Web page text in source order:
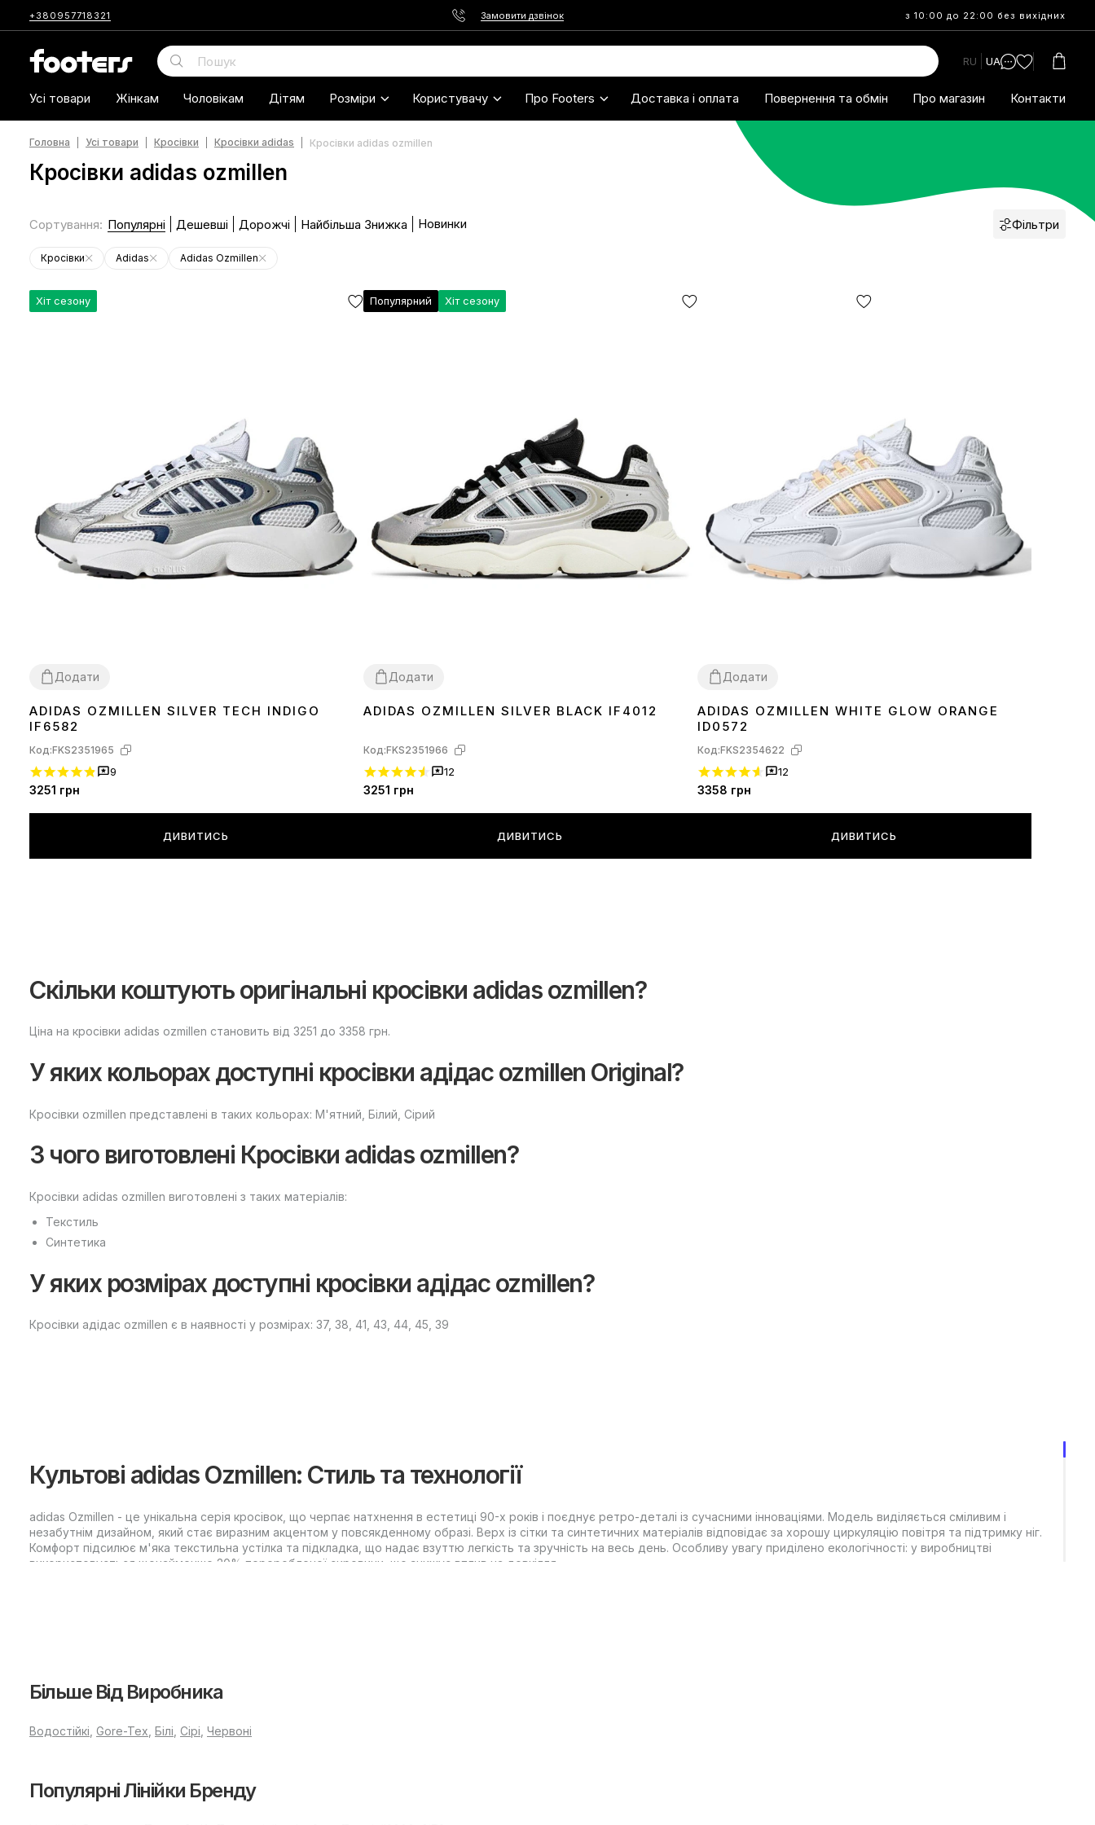
+380957718321 Замовити дзвінок з 10:00 до 22:00 без вихідних
RU UA
Усі товари Жінкам Чоловікам Дітям Розміри Користувачу Про Footers Доставка і оплата Повернення та обмін Про магазин Контакти
Головна Усі товари Кросівки Кросівки adidas Кросівки adidas ozmillen
Кросівки adidas ozmillen
Сортування: Популярні Дешевші Дорожчі Найбільша Знижка Новинки Фільтри
Кросівки Adidas Adidas Ozmillen
Хіт сезону
Додати
37 38414344 45
ADIDAS OZMILLEN SILVER TECH INDIGO
IF6582
Код:FKS2351965
9
3251 грн
ДИВИТИСЬ
Популярний Хіт сезону
Додати
414345
ADIDAS OZMILLEN SILVER BLACK IF4012
Код:FKS2351966
12
3251 грн
ДИВИТИСЬ
Додати
39
ADIDAS OZMILLEN WHITE GLOW ORANGE
ID0572
Код:FKS2354622
12
3358 грн
ДИВИТИСЬ
Скільки коштують оригінальні кросівки adidas ozmillen?
Ціна на кросівки adidas ozmillen становить від 3251 до 3358 грн.
У яких кольорах доступні кросівки адідас ozmillen Original?
Кросівки ozmillen представлені в таких кольорах: М'ятний, Білий, Сірий
З чого виготовлені Кросівки adidas ozmillen?
Кросівки adidas ozmillen виготовлені з таких матеріалів:
Текстиль
Синтетика
У яких розмірах доступні кросівки адідас ozmillen?
Кросівки адідас ozmillen є в наявності у розмірах: 37, 38, 41, 43, 44, 45, 39
Культові adidas Ozmillen: Стиль та технології
adidas Ozmillen - це унікальна серія кросівок, що черпає натхнення в естетиці 90-х років і поєднує ретро-деталі із сучасними інноваціями. Модель виділяється сміливим і
незабутнім дизайном, який стає виразним акцентом у повсякденному образі. Верх із сітки та синтетичних матеріалів відповідає за хорошу циркуляцію повітря та підтримку ніг.
Комфорт підсилює м'яка текстильна устілка та підкладка, що надає взуттю легкість та зручність на весь день. Особливу увагу приділено екологічності: у виробництві
використовується щонайменше 20% переробленої сировини, що знижує вплив на довкілля.
adidas Ozmillen Classic
Найпопулярніша версія — класичний силует, що вдало поєднується з будь-яким гардеробом і підходить для щоденного носіння, навчання або прогулянок. Динамічний дизайн
підтримує актуальні тренди, завдяки чому це взуття гармонує з міською естетикою.
adidas Ozmillen Enhanced
Більше Від Виробника
Водостійкі Gore-Tex Білі Сірі Червоні
Популярні Лінійки Бренду